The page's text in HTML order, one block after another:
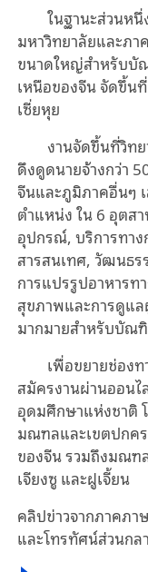
Video
ในฐานะส่วนหนึ่
มหาวิทยาลัยและภ
ขนาดใหญ่สำหรับบั
เหนือของจีน จัดขึ้น
เซี่ยหุย
งานจัดขึ้นที่วิท
ดึงดูดนายจ้างกว่า
จีนและภูมิภาคอื่นๆ
ตำแหน่ง ใน 6 อุตส
อุปกรณ์, บริการทาง
สารสนเทศ, วัฒนธ
การแปรรูปอาหารท
สุขภาพและการดูแล
มากมายสำหรับบัณ
เพื่อขยายช่อง
สมัครงานผ่านออน
อุดมศึกษาแห่งชาติ
มณฑลและเขตปกค
ของจีน รวมถึงมณฑ
เจียงซู และฝูเจี้ยน
คลิปข่าวจากภาคภา
และโทรทัศน์ส่วนกล